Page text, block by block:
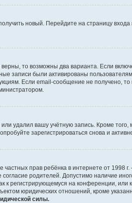
новый. Перейдите на страницу
то возможны два варианта. Если
записи были активированы
Если email-сообщение не получено,
удалил вашу учётную запись. Кроме
зарегистрироваться снова и
частных прав ребёнка в интернете от
родителей. Допустимо наличие
к регистрирующемуся на конференции,
юридических отношений, кроме
силы.